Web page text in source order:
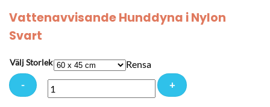
Vattenavvisande Hunddyna i Nylon
Svart
Välj Storlek Rensa